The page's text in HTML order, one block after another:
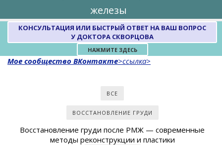
железы
КОНСУЛЬТАЦИЯ ИЛИ БЫСТРЫЙ ОТВЕТ НА ВАШ ВОПРОС
У ДОКТОРА СКВОРЦОВА
НАЖМИТЕ ЗДЕСЬ
Мое сообщество ВКонтакте>ссылка>
ВСЕ
ВОССТАНОВЛЕНИЕ ГРУДИ
Восстановление груди после РМЖ — современные
методы реконструкции и пластики